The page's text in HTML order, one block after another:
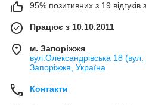
95% позитивних з 19 відгуків
Працює з 10.10.2011
м. Запоріжжя
вул.Олександрівська 18
Запоріжжя, Україна
Контакти